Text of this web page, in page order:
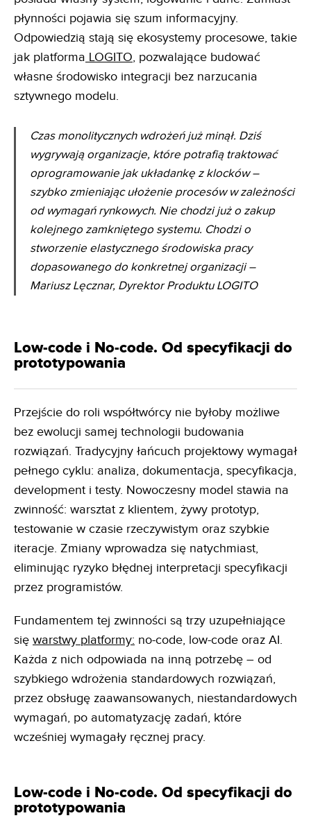
płynności pojawia się szum informacyjny.
Odpowiedzią stają się ekosystemy procesowe, takie
jak platforma LOGITO, pozwalające budować
własne środowisko integracji bez narzucania
sztywnego modelu.
Czas monolitycznych wdrożeń już minął. Dziś
wygrywają organizacje, które potrafią traktować
oprogramowanie jak układankę z klocków –
szybko zmieniając ułożenie procesów w zależności
od wymagań rynkowych. Nie chodzi już o zakup
kolejnego zamkniętego systemu. Chodzi o
stworzenie elastycznego środowiska pracy
dopasowanego do konkretnej organizacji –
Mariusz Lęcznar, Dyrektor Produktu LOGITO
Low-code i No-code. Od specyfikacji do
prototypowania
Przejście do roli współtwórcy nie byłoby możliwe
bez ewolucji samej technologii budowania
rozwiązań. Tradycyjny łańcuch projektowy wymagał
pełnego cyklu: analiza, dokumentacja, specyfikacja,
development i testy. Nowoczesny model stawia na
zwinność: warsztat z klientem, żywy prototyp,
testowanie w czasie rzeczywistym oraz szybkie
iteracje. Zmiany wprowadza się natychmiast,
eliminując ryzyko błędnej interpretacji specyfikacji
przez programistów.
Fundamentem tej zwinności są trzy uzupełniające
się warstwy platformy: no-code, low-code oraz AI.
Każda z nich odpowiada na inną potrzebę – od
szybkiego wdrożenia standardowych rozwiązań,
przez obsługę zaawansowanych, niestandardowych
wymagań, po automatyzację zadań, które
wcześniej wymagały ręcznej pracy.
Low-code i No-code. Od specyfikacji do
prototypowania